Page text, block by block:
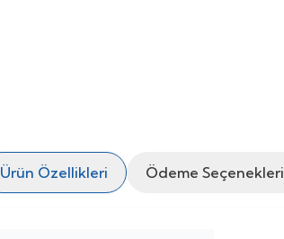
Ürün Özellikleri Ödeme Seçenekleri